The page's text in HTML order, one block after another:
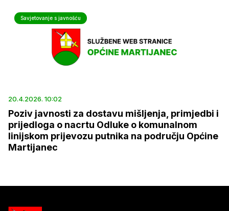
Savjetovanje s javnošću
20.4.2026. 10:02
Poziv javnosti za dostavu mišljenja, primjedbi i
prijedloga o nacrtu Odluke o komunalnom
linijskom prijevozu putnika na području Općine
Martijanec